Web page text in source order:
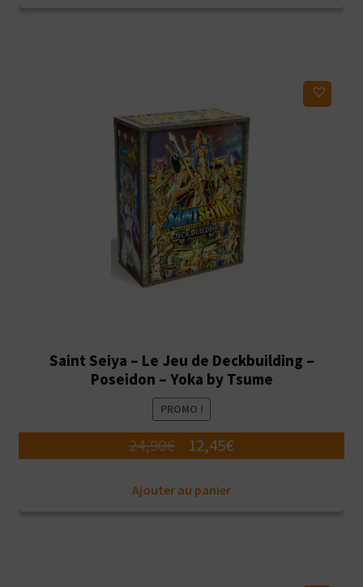
Saint Seiya – Le Jeu de Deckbuilding –
Poseidon – Yoka by Tsume
PROMO !
24,90€
Le
initial
12,45€
Ajouter au panier